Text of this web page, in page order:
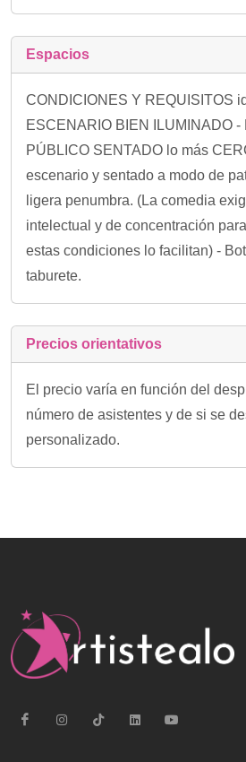
Espacios
CONDICIONES Y REQUISITOS
ESCENARIO BIEN ILUMINADO -
PÚBLICO SENTADO lo más
escenario y sentado a modo de
ligera penumbra. (La comedia
intelectual y de concentración
estas condiciones lo facilitan) -
taburete.
Precios orientativos
El precio varía en función del
número de asistentes y de si se
personalizado.